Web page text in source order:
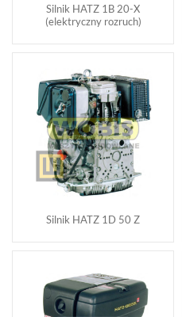
Silnik HATZ 1B 20-X
(elektryczny rozruch)
Silnik HATZ 1D 50 Z